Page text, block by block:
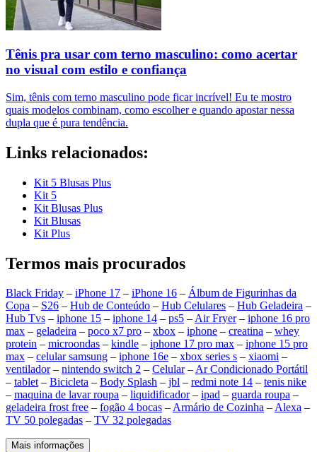
Tênis pra usar com terno masculino: como acertar
no visual com estilo e confiança
Sim, tênis com terno masculino pode ficar incrível! Eu te mostro
quais modelos combinam, como escolher e quando apostar nessa
dupla que é pura tendência.
Links relacionados:
Kit 5 Blusas Plus
Kit 5
Kit Blusas Plus
Kit Blusas
Kit Plus
Termos mais procurados
Black Friday – iPhone 17 – iPhone 16 – Álbum de Figurinhas da
Copa – S26 – Hub de Conteúdo – Hub Celulares – Hub Geladeira –
Hub Tvs – iphone 15 – iphone 14 – ps5 –Air Fryer– iphone 16 pro
max – geladeira – poco x7 pro – xbox – iphone – creatina – whey
protein – microondas – kindle – iphone 17 pro max – iphone 15 pro
max – celular samsung – iphone 16e – xbox series s – xiaomi –
ventilador– nintendo switch 2 – Celular–Ar Condicionado Portátil
– tablet– Bicicleta – Body Splash – jbl – redmi note 14 – tenis nike
– maquina de lavar roupa – liquidificador– ipad – guarda roupa –
geladeira frost free – fogão 4 bocas –Armário de Cozinha –Alexa –
TV 50 polegadas – TV 32 polegadas
Mais informações